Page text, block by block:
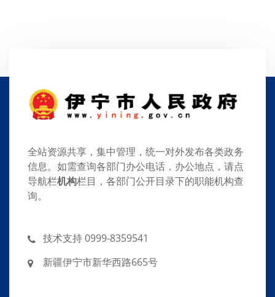
全站资源共享，集中管理，统一对外发布各类政务
信息。如需查询各部门办公电话，办公地点，请点
导航栏机构栏目，各部门公开目录下的职能机构查
询。
技术支持 0999-8359541
新疆伊宁市新华西路665号